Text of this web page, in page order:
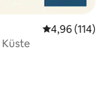
4,96 (114)